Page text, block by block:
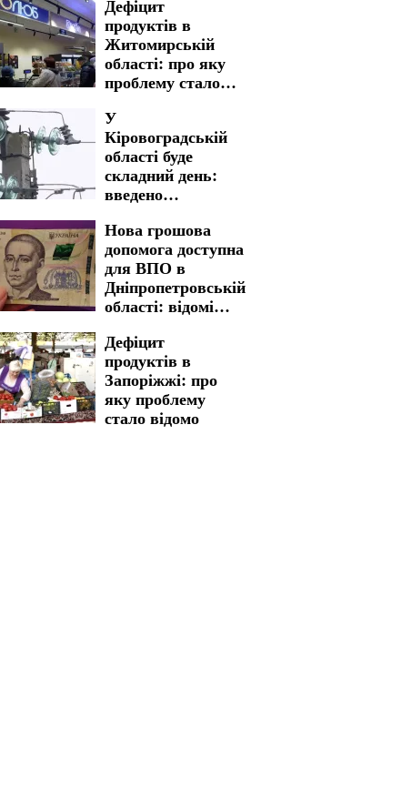
Дефіцит
продуктів в
Житомирській
області: про яку
проблему стало
У
Кіровоградській
області буде
складний день:
введено
графіки
відключення
світла на 5 та 6
серпня
Нова грошова
допомога доступна
для ВПО в
Дніпропетровській
області: відомі
та розмір виплат
Дефіцит
продуктів в
Запоріжжі: про
яку проблему
стало відомо